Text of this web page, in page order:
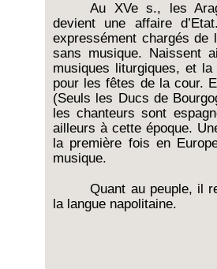
Au XVe s., les
devient une affaire
expressément chargés de
sans musique. Naissent
musiques liturgiques, et
pour les fêtes de la cour.
(Seuls les Ducs de
les chanteurs sont
ailleurs à cette époque.
la première fois en
musique.
Quant au peuple, il
la langue napolitaine.